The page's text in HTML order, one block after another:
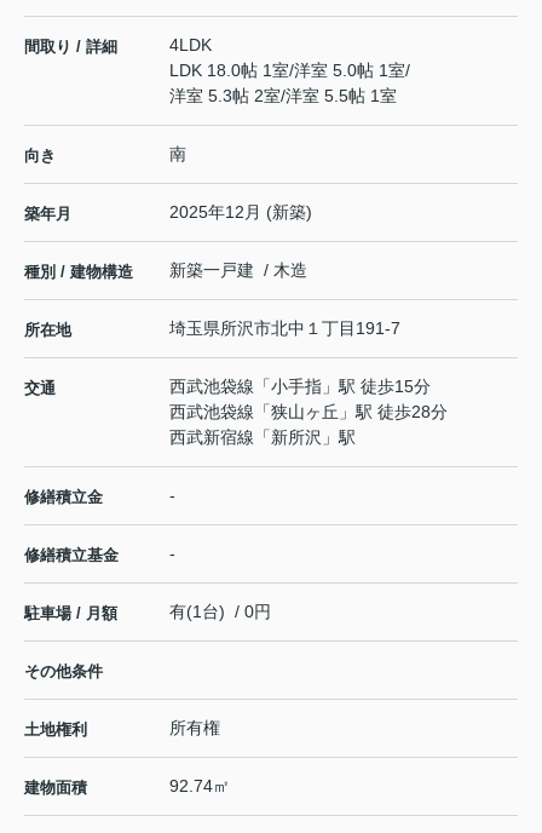
間取り / 詳細
4LDK
LDK 18.0帖 1室/洋室 5.0帖 1室/
洋室 5.3帖 2室/洋室 5.5帖 1室
向き 南
築年月 2025年12月 (新築)
種別 / 建物構造 新築一戸建 / 木造
所在地 埼玉県所沢市北中 １丁目191-7
交通 西武池袋線 「小手指 」駅 徒歩15分
西武池袋線 「狭山ヶ丘 」駅 徒歩28分
西武新宿線 「新所沢 」駅
修繕積立金 -
修繕積立基金 -
駐車場 / 月額 有(1台) / 0円
その他条件
土地権利 所有権
建物面積 92.74㎡